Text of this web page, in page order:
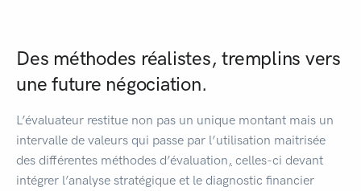
Des méthodes réalistes, tremplins vers
une future négociation.
L’évaluateur restitue non pas un unique montant mais un
intervalle de valeurs qui passe par l’utilisation maitrisée
des différentes méthodes d’évaluation, celles-ci devant
intégrer l’analyse stratégique et le diagnostic financier